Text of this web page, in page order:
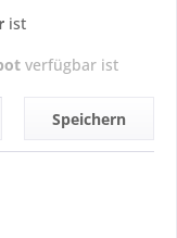
ist
verfügbar ist
Speichern